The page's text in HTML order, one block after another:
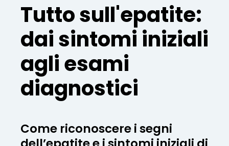
Tutto sull'epatite:
dai sintomi iniziali
agli esami
diagnostici
Come riconoscere i segni